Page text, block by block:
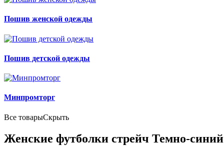
Пошив женской одежды
Пошив детской одежды
Минпромторг
Все товарыСкрыть
Женские футболки стрейч Темно-синий